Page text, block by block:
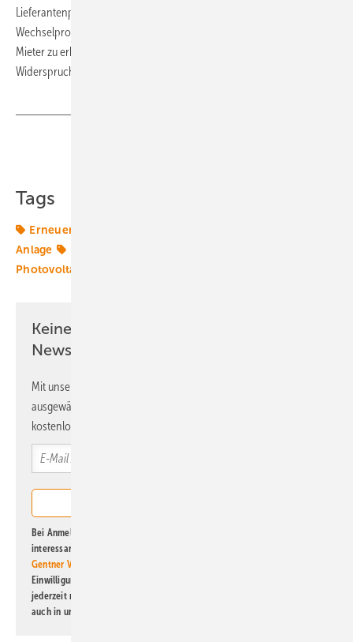
Lieferantenpflicht sinkt. Um die Transaktionskosten des
Wechselprozesses weiter zu senken und die Mitmachquoten der
Mieter zu erhöhen, sollte die Vertragsfreiheit zukünftig auf Basis der
Widerspruchslösung bestehen.“ (nw)
Tags
Erneuerbare in Kommunen
Anlage
Photovoltaikmarkt
Keine Zeit? Kein Problem mit dem ERE
Newsletter!
Mit unserem Newsletter erhalten Sie regelmäßig von uns
ausgewählte Informationen und Neuigkeiten, gebündelt und
kostenlos direkt ins Postfach.
Bei Anmeldung zu diesem Newsletter bin ich damit einverstanden, über
interessante Verlags- und Online-Angebote
Gentner Verlag GmbH & Co. KG
Einwilligung kann ich jederzeit widerrufen und eine Abmeldung ist
jederzeit möglich. Informationen zum Umgang mit Daten finden Sie
auch in unserer